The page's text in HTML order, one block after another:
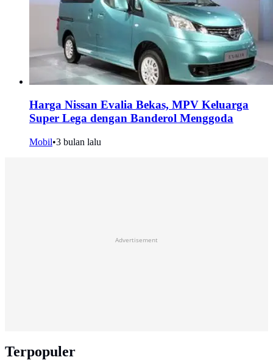
Harga Nissan Evalia Bekas, MPV Keluarga
Super Lega dengan Banderol Menggoda
Mobil•3 bulan lalu
Advertisement
Terpopuler